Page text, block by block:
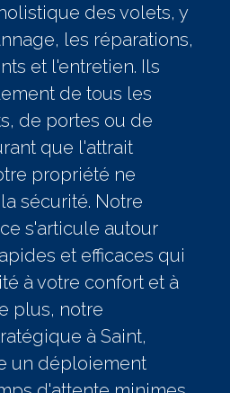
des volets, y
les réparations,
et l'entretien. Ils
de tous les
de portes ou de
que l'attrait
propriété ne
sécurité. Notre
s'articule autour
et efficaces qui
à votre confort et à
plus, notre
à Saint,
un déploiement